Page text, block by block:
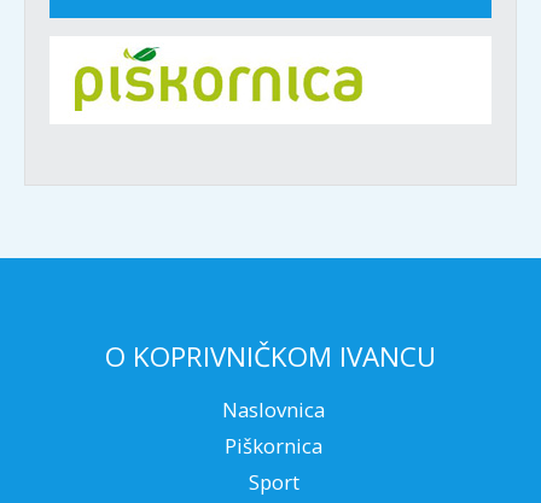
O KOPRIVNIČKOM IVANCU
Naslovnica
Piškornica
Sport